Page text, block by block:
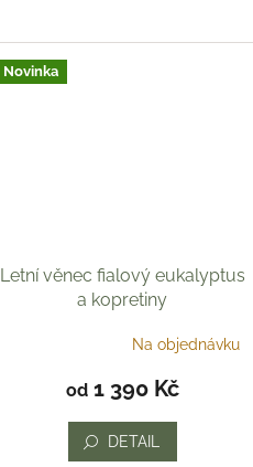
Novinka
Letní věnec fialový eukalyptus
a kopretiny
Na objednávku
od1 390 Kč
DETAIL